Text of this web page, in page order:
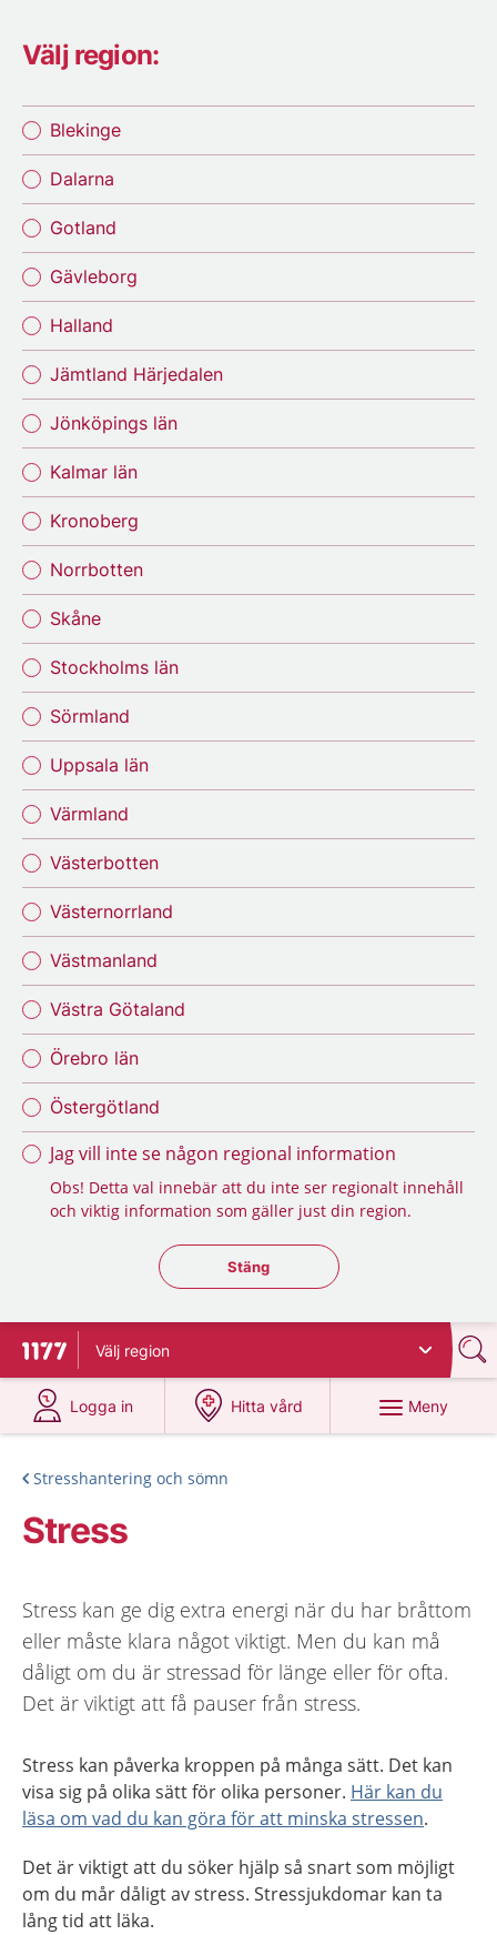
Välj region:
Blekinge
Dalarna
Gotland
Gävleborg
Halland
Jämtland Härjedalen
Jönköpings län
Kalmar län
Kronoberg
Norrbotten
Skåne
Stockholms län
Sörmland
Uppsala län
Värmland
Västerbotten
Västernorrland
Västmanland
Västra Götaland
Örebro län
Östergötland
Jag vill inte se någon regional information
Obs! Detta val innebär att du inte ser regionalt innehåll
och viktig information som gäller just din region.
Stäng regionsväljaren
Stäng
Till startsidan för 1177
Välj region
Logga in
på 1177.se
Hitta vård
på 1177.se
Meny
Stresshantering och sömn
Stress
Stress kan ge dig extra energi när du har bråttom
eller måste klara något viktigt. Men du kan må
dåligt om du är stressad för länge eller för ofta.
Det är viktigt att få pauser från stress.
Stress kan påverka kroppen på många sätt. Det kan
visa sig på olika sätt för olika personer. Här kan du
läsa om vad du kan göra för att minska stressen.
Det är viktigt att du söker hjälp så snart som möjligt
om du mår dåligt av stress. Stressjukdomar kan ta
lång tid att läka.